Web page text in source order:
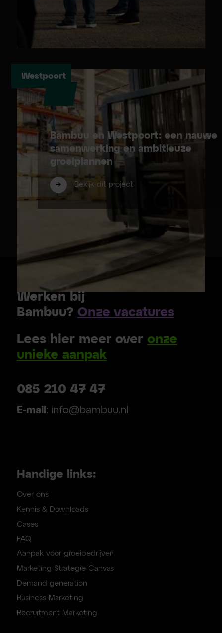
Bambuu en Westpoort: een nauwe
samenwerking en ambitieuze
groeiplannen
Bekijk dit project
Westpoort
Werken bij
Bambuu? Onze vacatures
Lees hier meer over onze
unieke aanpak
085 210 47 47
E-mail : info@bambuu.nl
Handige links:
Over ons
Kennis & Downloads
Cases
FAQ
Aanpak voor groeibedrijven
Marketing Strategie Canvas
Demand generation
Business Marketing
Recruitment Marketing